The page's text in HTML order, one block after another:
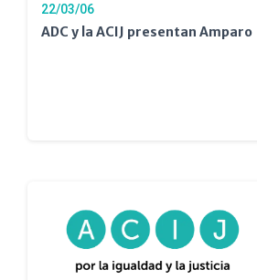
22/03/06
ADC y la ACIJ presentan Amparo